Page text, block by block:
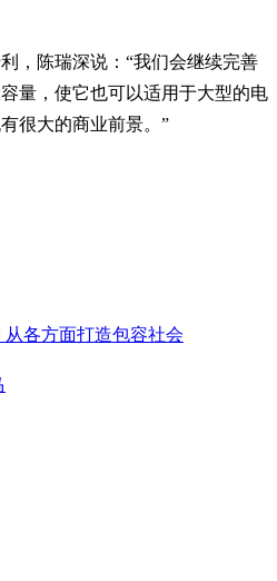
，陈瑞深说：“我们会继续完善
量，使它也可以适用于大型的电
很大的商业前景。”
从各方面打造包容社会